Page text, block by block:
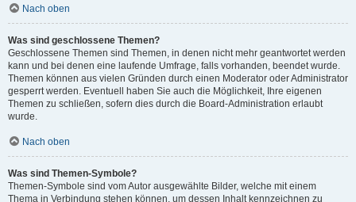
Nach oben
Was sind geschlossene Themen?
Geschlossene Themen sind Themen, in denen nicht mehr geantwortet werden
kann und bei denen eine laufende Umfrage, falls vorhanden, beendet wurde.
Themen können aus vielen Gründen durch einen Moderator oder Administrator
gesperrt werden. Eventuell haben Sie auch die Möglichkeit, Ihre eigenen
Themen zu schließen, sofern dies durch die Board-Administration erlaubt
wurde.
Nach oben
Was sind Themen-Symbole?
Themen-Symbole sind vom Autor ausgewählte Bilder, welche mit einem
Thema in Verbindung stehen können, um dessen Inhalt kennzeichnen zu